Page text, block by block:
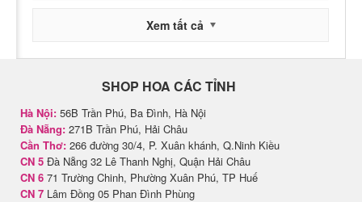
Xem tất cả
SHOP HOA CÁC TỈNH
Hà Nội: 56B Trần Phú, Ba Đình, Hà Nội
Đà Nẵng: 271B Trần Phú, Hải Châu
Cần Thơ: 266 đường 30/4, P. Xuân khánh, Q.Ninh Kiều
CN 5 Đà Nẵng 32 Lê Thanh Nghị, Quận Hải Châu
CN 6 71 Trường Chinh, Phường Xuân Phú, TP Huế
CN 7 Lâm Đồng 05 Phan Đình Phùng